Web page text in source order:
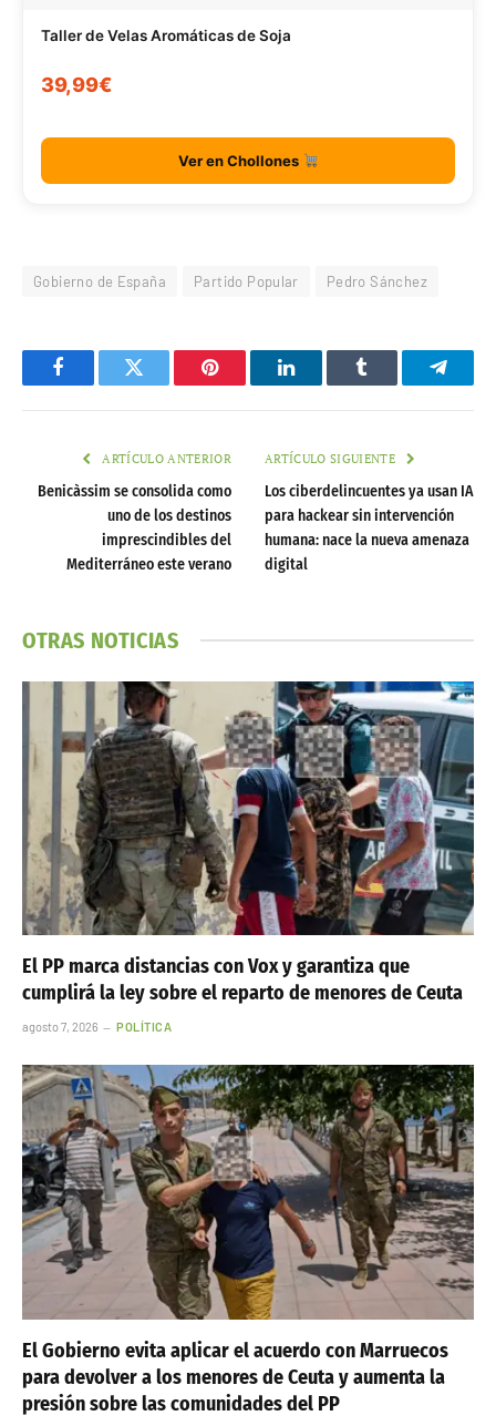
Taller de Velas Aromáticas de Soja
39,99€
Ver en Chollones
Gobierno de España Partido Popular Pedro Sánchez
FacebookTwitter Pinterest LinkedInTumblr
ARTÍCULO ANTERIOR
Benicàssim se consolida como
uno de los destinos
imprescindibles del
Mediterráneo este verano
ARTÍCULO SIGUIENTE
Los ciberdelincuentes ya usan IA
para hackear sin intervención
humana: nace la nueva amenaza
digital
OTRAS NOTICIAS
El PP marca distancias con Vox y garantiza que
cumplirá la ley sobre el reparto de menores de Ceuta
agosto 7, 2026 POLÍTICA
El Gobierno evita aplicar el acuerdo con Marruecos
para devolver a los menores de Ceuta y aumenta la
presión sobre las comunidades del PP